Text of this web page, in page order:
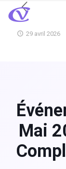
29 avril 2026
Mai